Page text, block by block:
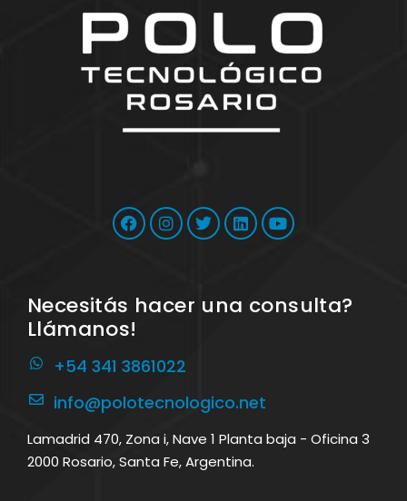
Necesitás hacer una consulta?
Llámanos!
+54 341 3861022
info@polotecnologico.net
Lamadrid 470, Zona i, Nave 1 Planta baja - Oficina 3
2000 Rosario, Santa Fe, Argentina.